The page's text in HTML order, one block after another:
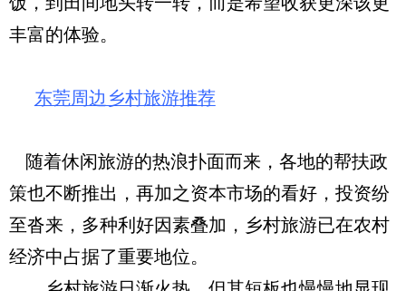
丰富的体验。
东莞周边乡村旅游推荐
随着休闲旅游的热浪扑面而来，各地的帮扶政
策也不断推出，再加之资本市场的看好，投资纷
至沓来，多种利好因素叠加，乡村旅游已在农村
经济中占据了重要地位。